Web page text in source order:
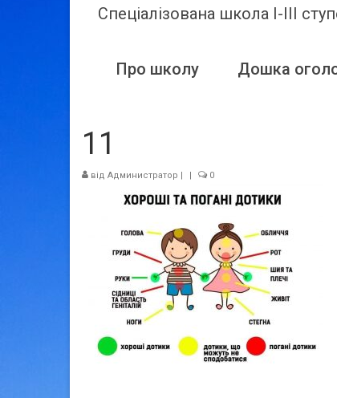
Спеціалізована школа І-ІІІ
Про школу Дошка
11
від Администратор | | 0